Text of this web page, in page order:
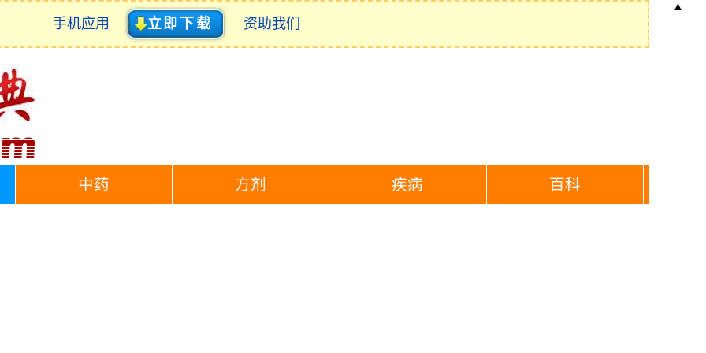
手机应用 立即下载 资助我们
中药 方剂 疾病 百科
▲